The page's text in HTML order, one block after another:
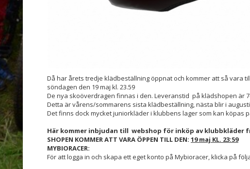
Då har årets tredje klädbeställning öppnat och kommer att så vara
söndagen den 19 maj kl. 23.59
De nya skoöverdragen finnas i den. Leveranstid på klädshopen är
Detta är vårens/sommarens sista klädbeställning, nästa blir i
Det finns dock mycket juniorkläder i klubbens lager som kan köpas
Här kommer inbjudan till webshop för inköp av klubbkläder
SHOPEN KOMMER ATT VARA ÖPPEN TILL DEN: 19 maj KL. 23:59
MYBIORACER:
För att logga in och skapa ett eget konto på Mybioracer, klicka på